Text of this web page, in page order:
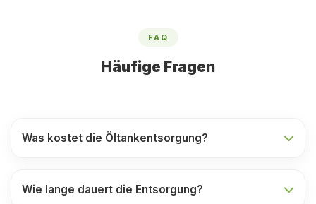
FAQ
Häufige Fragen
Was kostet die Öltankentsorgung?
Wie lange dauert die Entsorgung?